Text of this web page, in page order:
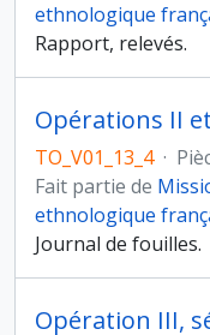
ethnologique
Rapport, relevés.
Opérations II
TO_V01_13_4 ·
Fait partie de
ethnologique
Journal de fouilles.
Opération III,